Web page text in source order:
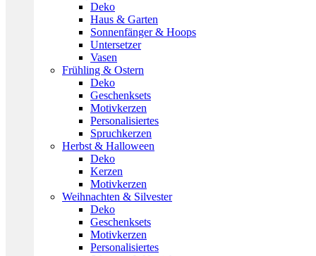
Deko
Haus & Garten
Sonnenfänger & Hoops
Untersetzer
Vasen
Frühling & Ostern
Deko
Geschenksets
Motivkerzen
Personalisiertes
Spruchkerzen
Herbst & Halloween
Deko
Kerzen
Motivkerzen
Weihnachten & Silvester
Deko
Geschenksets
Motivkerzen
Personalisiertes